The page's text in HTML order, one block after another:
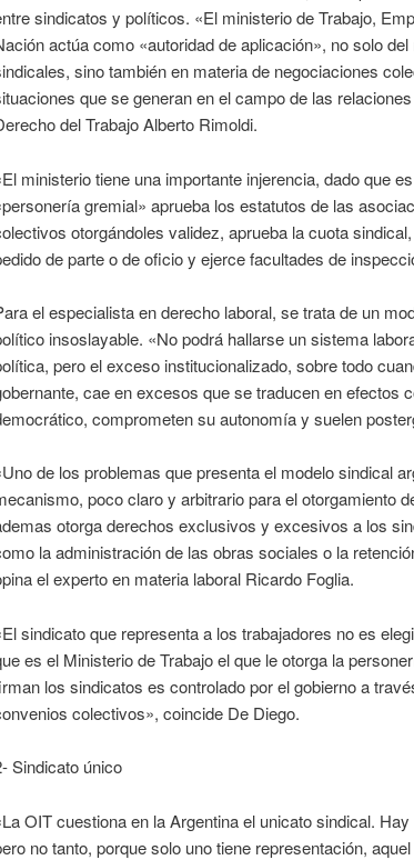
sindicatos y políticos. «El ministerio de Trabajo,
actúa como «autoridad de aplicación», no solo
sino también en materia de negociaciones
que se generan en el campo de las
del Trabajo Alberto Rimoldi.
ministerio tiene una importante injerencia, dado que
gremial» aprueba los estatutos de las
otorgándoles validez, aprueba la cuota
de parte o de oficio y ejerce facultades de
el especialista en derecho laboral, se trata de un
insoslayable. «No podrá hallarse un sistema
pero el exceso institucionalizado, sobre todo
cae en excesos que se traducen en efectos
comprometen su autonomía y suelen
de los problemas que presenta el modelo sindical
poco claro y arbitrario para el otorgamiento
otorga derechos exclusivos y excesivos a los
la administración de las obras sociales o la
el experto en materia laboral Ricardo Foglia.
sindicato que representa a los trabajadores no es
es el Ministerio de Trabajo el que le otorga la
los sindicatos es controlado por el gobierno a
colectivos», coincide De Diego.
Sindicato único
OIT cuestiona en la Argentina el unicato sindical.
no tanto, porque solo uno tiene representación,